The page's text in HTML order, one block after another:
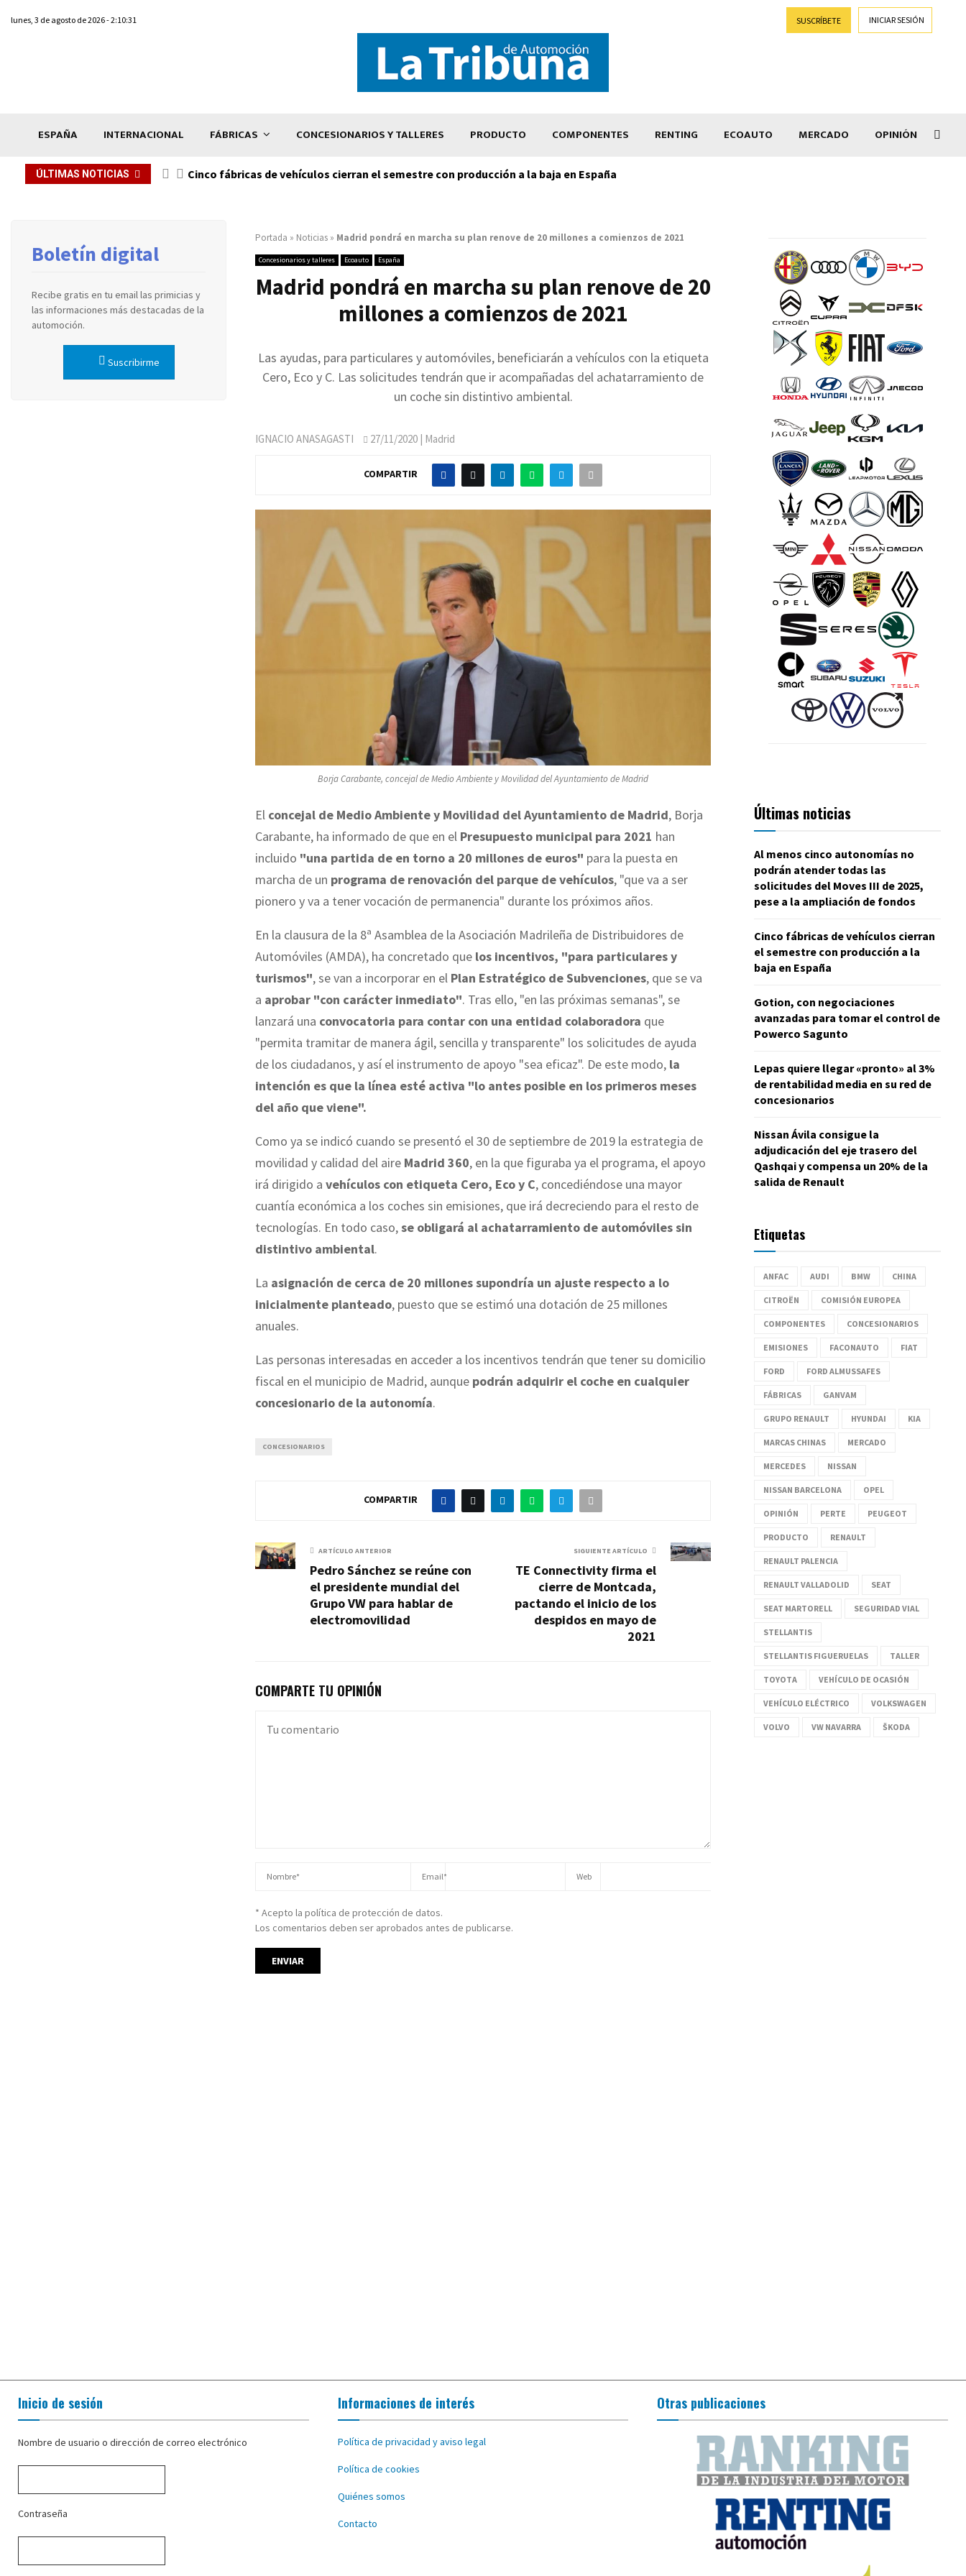
lunes, 3 de agosto de 2026 - 2:10:31 SUSCRÍBETE INICIAR SESIÓN
ESPAÑA INTERNACIONAL FÁBRICAS CONCESIONARIOS Y TALLERES PRODUCTO COMPONENTES RENTING ECOAUTO MERCADO OPINIÓN
ÚLTIMAS NOTICIAS Cinco fábricas de vehículos cierran el semestre con producción a la baja en España
Portada » Noticias » Madrid pondrá en marcha su plan renove de 20 millones a comienzos de 2021
Concesionarios y talleres Ecoauto España
Madrid pondrá en marcha su plan renove de 20
millones a comienzos de 2021
Las ayudas, para particulares y automóviles, beneficiarán a vehículos con la etiqueta
Cero, Eco y C. Las solicitudes tendrán que ir acompañadas del achatarramiento de
un coche sin distintivo ambiental.
IGNACIO ANASAGASTI 27/11/2020 | Madrid
COMPARTIR
Borja Carabante, concejal de Medio Ambiente y Movilidad del Ayuntamiento de Madrid
El concejal de Medio Ambiente y Movilidad del Ayuntamiento de Madrid, Borja
Carabante, ha informado de que en el Presupuesto municipal para 2021 han
incluido "una partida de en torno a 20 millones de euros" para la puesta en
marcha de un programa de renovación del parque de vehículos, "que va a ser
pionero y va a tener vocación de permanencia" durante los próximos años.
En la clausura de la 8ª Asamblea de la Asociación Madrileña de Distribuidores de
Automóviles (AMDA), ha concretado que los incentivos, "para particulares y
turismos", se van a incorporar en el Plan Estratégico de Subvenciones, que se va
a aprobar "con carácter inmediato". Tras ello, "en las próximas semanas", se
lanzará una convocatoria para contar con una entidad colaboradora que
"permita tramitar de manera ágil, sencilla y transparente" los solicitudes de ayuda
de los ciudadanos, y así el instrumento de apoyo "sea eficaz". De este modo, la
intención es que la línea esté activa "lo antes posible en los primeros meses
del año que viene".
Como ya se indicó cuando se presentó el 30 de septiembre de 2019 la estrategia de
movilidad y calidad del aire Madrid 360, en la que figuraba ya el programa, el apoyo
irá dirigido a vehículos con etiqueta Cero, Eco y C, concediéndose una mayor
cuantía económica a los coches sin emisiones, que irá decreciendo para el resto de
tecnologías. En todo caso,se obligará al achatarramiento de automóviles sin
distintivo ambiental.
La asignación de cerca de 20 millones supondría un ajuste respecto a lo
inicialmente planteado, puesto que se estimó una dotación de 25 millones
anuales.
Las personas interesadas en acceder a los incentivos tendrán que tener su domicilio
fiscal en el municipio de Madrid, aunque podrán adquirir el coche en cualquier
concesionario de la autonomía.
CONCESIONARIOS
COMPARTIR
ARTÍCULO ANTERIOR
Pedro Sánchez se reúne con
el presidente mundial del
Grupo VW para hablar de
electromovilidad
SIGUIENTE ARTÍCULO
TE Connectivity firma el
cierre de Montcada,
pactando el inicio de los
despidos en mayo de
2021
COMPARTE TU OPINIÓN
* Acepto la política de protección de datos.
Los comentarios deben ser aprobados antes de publicarse.
Boletín digital
Recibe gratis en tu email las primicias y
las informaciones más destacadas de la
automoción.
Suscribirme
Últimas noticias
Al menos cinco autonomías no
podrán atender todas las
solicitudes del Moves III de 2025,
pese a la ampliación de fondos
Cinco fábricas de vehículos cierran
el semestre con producción a la
baja en España
Gotion, con negociaciones
avanzadas para tomar el control de
Powerco Sagunto
Lepas quiere llegar «pronto» al 3%
de rentabilidad media en su red de
concesionarios
Nissan Ávila consigue la
adjudicación del eje trasero del
Qashqai y compensa un 20% de la
salida de Renault
Etiquetas
ANFAC AUDI BMW CHINA
CITROËN COMISIÓN EUROPEA
COMPONENTES CONCESIONARIOS
EMISIONES FACONAUTO FIAT
FORD FORD ALMUSSAFES
FÁBRICAS GANVAM
GRUPO RENAULT HYUNDAI KIA
MARCAS CHINAS MERCADO
MERCEDES NISSAN
NISSAN BARCELONA OPEL
OPINIÓN PERTE PEUGEOT
PRODUCTO RENAULT
RENAULT PALENCIA
RENAULT VALLADOLID SEAT
SEAT MARTORELL SEGURIDAD VIAL
STELLANTIS
STELLANTIS FIGUERUELAS TALLER
TOYOTA VEHÍCULO DE OCASIÓN
VEHÍCULO ELÉCTRICO VOLKSWAGEN
VOLVO VW NAVARRA ŠKODA
Inicio de sesión
Nombre de usuario o dirección de correo electrónico
Contraseña
Informaciones de interés
Política de privacidad y aviso legal
Política de cookies
Quiénes somos
Contacto
Otras publicaciones